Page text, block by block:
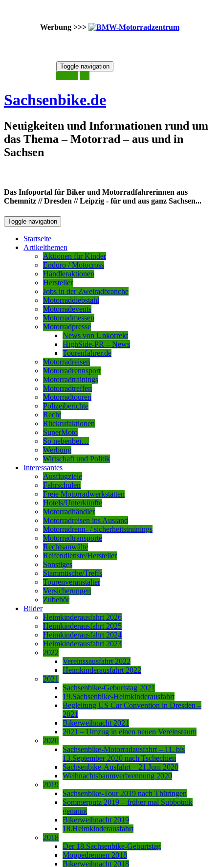
Werbung >>>
Toggle navigation
Sachsenbike.de
Neuigkeiten und Informationen rund um
das Thema – Motorrad – aus und in
Sachsen
Das Infoportal für Biker und Motorradfahrerinnen aus
Chemnitz // Dresden // Leipzig - für und aus ganz Sachsen...
Toggle navigation
Startseite
Artikelthemen
Aktionen für Kinder
Enduro / Motocross
Händleraktionen
Hersteller
Jobs in der Zweiradbranche
Motorraddiebstahl
Motorradevents
Motorradmessen
Motorradpresse
News von Unkorrekt
HighSide-PR – News
Tourenfahrer.de
Motorradreisen
Motorradrennsport
Motorradtrainings
Motorradtreffen
Motorradtouren
Polizeiberichte
Recht
Rückrufaktionen
SuperMoto
So nebenbei…
Werbung
Wirtschaft und Politik
Interessantes
Ausflugziele
Fahrschulen
Freie Motorradwerkstätten
Hotels/Unterkünfte
Motorradhändler
Motorradreisen ins Ausland
Motorradrenn- / sicherheitstrainings
Motorradtransporte
Rechtsanwälte
Reifendienste/Hersteller
Sonstiges
Stammtische/Treffs
Tourenveranstalter
Versicherungen
Zubehör
Bilder
Heimkinderausfahrt 2026
Heimkinderausfahrt 2025
Heimkinderausfahrt 2024
Heimkinderausfahrt 2023
2022
Vereinssausfahrt 2022
Heimkinderausfahrt 2022
2021
Sachsenbike-Geburtstag 2021
19.Sachsenbike-Heimkinderausfahrt
Begleitung US Car Convention in Dresden –
2021
Bikerweihnacht 2021
2021 – Umzug in einen neuen Vereinsraum
2020
Sachsenbike-Motorradausfahrt – 11. bis
13.September 2020 nach Tschechien
Sachsenbike-Ausfahrt – 21.Juni 2020
Weihnachtsbaumverbrennung 2020
2019
Sachsenbike-Tour 2019 nach Thüringen
Sommerputz 2019 – früher mal Subbotnik
genannt
Bikerweihnacht 2019
18.Heimkinderausfahrt
2018
Der 18.Sachsenbike-Geburtstag
Moppedrennen 2018
Bikerweihnacht 2018